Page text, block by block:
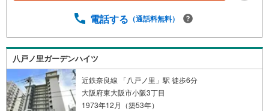
し後に必要になったお家のリフォームも弊社のリフォーム
に迅速にサポートいたします弊社は専門家同士が連携をと
っているため、より多くの知見がございますお気軽にお問
合せください
電話する （通話料無料）
八戸ノ里ガーデンハイツ
近鉄奈良線 「八戸ノ里」駅 徒歩6分
大阪府東大阪市小阪3丁目
1973年12月（築53年）